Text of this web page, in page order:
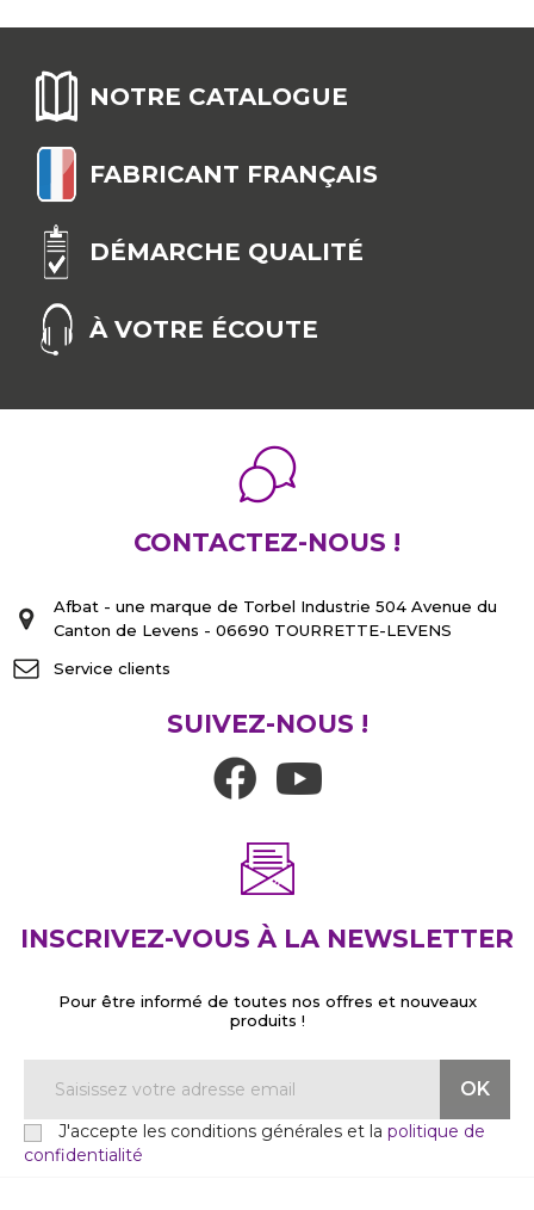
larder, pour tube carré de 30 mm, est à encastrer
empêche le vantail de se soulever et donc de
s'ouvrir. Retrouvez l'ensemble de notre gamme
dans notre rubrique "Serrures"
NOTRE CATALOGUE
FABRICANT FRANÇAIS
DÉMARCHE QUALITÉ
À VOTRE ÉCOUTE
CONTACTEZ-NOUS !
Afbat - une marque de Torbel Industrie 504 Avenue du
Canton de Levens - 06690 TOURRETTE-LEVENS
Service clients
SUIVEZ-NOUS !
INSCRIVEZ-VOUS À LA NEWSLETTER
Pour être informé de toutes nos offres et nouveaux
produits !
J'accepte les conditions générales et la politique de
confidentialité